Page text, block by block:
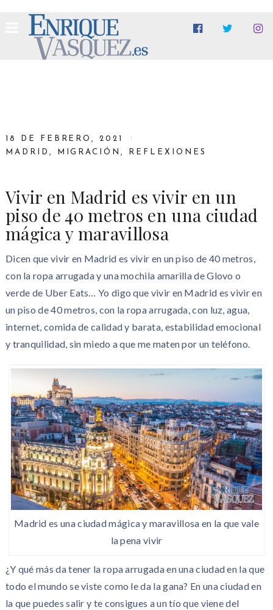
18 DE FEBRERO, 2021
MADRID , MIGRACIÓN, REFLEXIONES
Vivir en Madrid es vivir en un
piso de 40 metros en una ciudad
mágica y maravillosa
Dicen que vivir en Madrid es vivir en un piso de 40 metros,
con la ropa arrugada y una mochila amarilla de Glovo o
verde de Uber Eats… Yo digo que vivir en Madrid es vivir en
un piso de 40 metros, con la ropa arrugada, con luz, agua,
internet, comida de calidad y barata, estabilidad emocional
y tranquilidad, sin miedo a que me maten por un teléfono.
Madrid es una ciudad mágica y maravillosa en la que vale
la pena vivir
¿Y qué más da tener la ropa arrugada en una ciudad en la que
todo el mundo se viste como le da la gana? En una ciudad en
la que puedes salir y te consigues a un tío que viene del